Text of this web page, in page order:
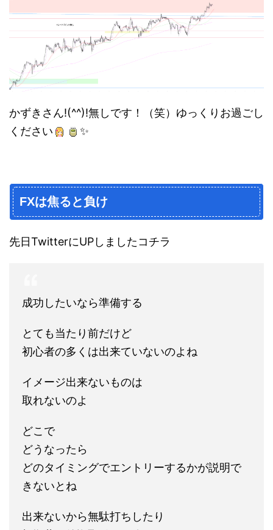
かずきさん!(^^)!無しです！（笑）ゆっくりお過ごし
ください
✨
FXは焦ると負け
先日TwitterにUPしましたコチラ
成功したいなら準備する
とても当たり前だけど
初心者の多くは出来ていないのよね
イメージ出来ないものは
取れないのよ
どこで
どうなったら
どのタイミングでエントリーするかが説明で
きないとね
出来ないから無駄打ちしたり